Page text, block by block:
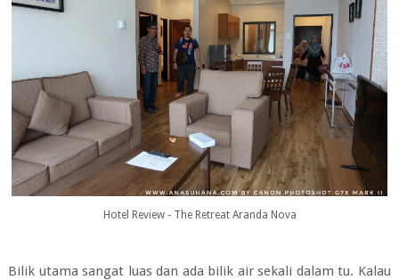
Hotel Review - The Retreat Aranda Nova
Bilik utama sangat luas dan ada bilik air sekali dalam tu. Kalau